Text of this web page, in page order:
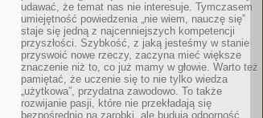
udawać, że temat nas nie interesuje. Tymczasem
umiejętność powiedzenia „nie wiem, nauczę się”
staje się jedną z najcenniejszych kompetencji
przyszłości. Szybkość, z jaką jesteśmy w stanie
przyswoić nowe rzeczy, zaczyna mieć większe
znaczenie niż to, co już mamy w głowie. Warto też
pamiętać, że uczenie się to nie tylko wiedza
„użytkowa”, przydatna zawodowo. To także
rozwijanie pasji, które nie przekładają się
bezpośrednio na zarobki, ale budują odporność